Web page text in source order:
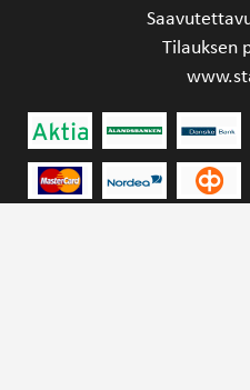
Tilauksen